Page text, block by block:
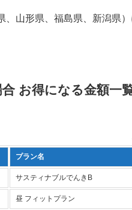
山形県、福島県、新潟県
合 お得になる金額一
プラン名
サスティナブルでんきB
昼 フィットプラン